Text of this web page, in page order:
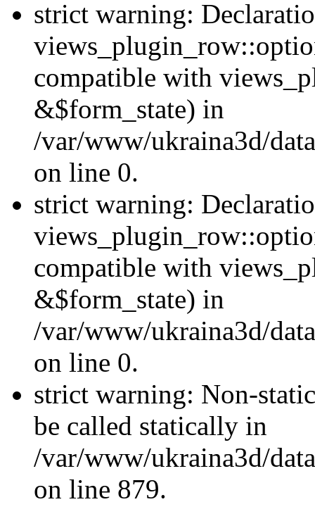
strict warning:
compatible with
&$form_state) in
/var/www/ukraina3d/
on line 0.
strict warning:
compatible with
&$form_state) in
/var/www/ukraina3d/
on line 0.
strict warning: Non-
be called statically in
/var/www/ukraina3d/
on line 879.